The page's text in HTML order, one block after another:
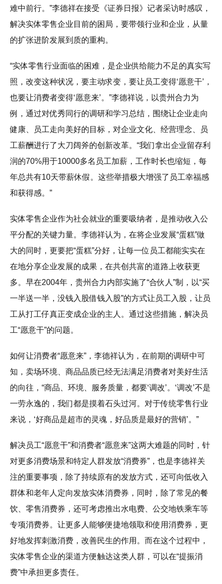
难中前行。”李德祥在接受《证券日报》记者采访时感叹，
解决实体零售企业目前的困局，要带领行业和企业，从量
的扩张进阶发展到质的重构。
“实体零售行业面临的困难，是企业供给能力不足的真实写
照，改变这种状况，要主动求变，要让员工变得‘愿意干’，
也要让消费者变得‘愿意来’。”李德祥说，以贵州合力为
例，通过对优秀同行的调研和学习总结，围绕让企业走向
健康、员工走向美好的目标，对企业文化、经营理念、员
工薪酬进行了大刀阔斧的创新改革。“我们拿出企业留存利
润的70%用于10000多名员工加薪，工作时长也缩短，每
年总共有10天带薪休假。这些举措极大增强了员工幸福感
和获得感。”
实体零售企业作为社会就业的重要吸纳者，是推动收入公
平分配的关键力量。李德祥认为，在将企业发展“蛋糕”做
大的同时，更要把“蛋糕”分好，让每一位员工都能实实在
在地分享企业发展的成果，在共创共富的道路上收获更
多。早在2004年，贵州合力内部实施了“合伙人”制，以“买
一半送一半，没钱入股借钱入股”的方式让员工入股，让员
工从打工仔真正变成企业的主人。通过这些措施，解决员
工“愿意干”的问题。
如何让消费者“愿意来”，李德祥认为，在前期的调研中可
知，卖场环境、商品品质已经无法满足消费者对美好生活
的向往，“商品、环境、服务质量，都要‘调改’。‘调改’不是
一劳永逸的，我们都是摸着石头过河。对于传统零售行业
来说，‘好商品是超市的灵魂，好品质是最好的营销’。”
解决员工“愿意干”和消费者“愿意来”这两大难题的同时，针
对更多消费场景和特定人群发放“消费券”，也是李德祥关
注的重要事项，除了持续原有的发放方式，还可向低收入
群体和老年人定向发放实体消费券，同时，除了常见的餐
饮、零售消费券，还可考虑推出水电费、公交地铁乘车等
专项消费券。让更多人能够便捷地领取和使用消费券，更
好地发挥刺激消费，改善民生的作用。而在这个过程中，
实体零售企业的渠道方便触达这类人群，可以在“提振消
费”中承担更多责任。